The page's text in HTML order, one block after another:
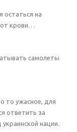
остаться на
крови…
самолеты
то ужасное, для
ответить за
нации.